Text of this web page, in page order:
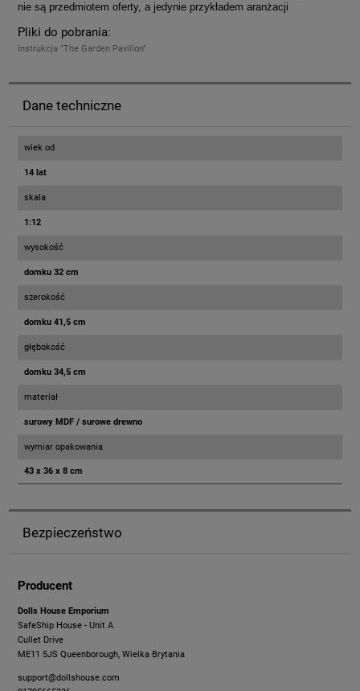
nie są przedmiotem oferty, a jedynie przykładem aranżacji
Pliki do pobrania:
instrukcja "The Garden Pavilion"
Dane techniczne
wiek od
14 lat
skala
1:12
wysokość
domku 32 cm
szerokość
domku 41,5 cm
głębokość
domku 34,5 cm
materiał
surowy MDF / surowe drewno
wymiar opakowania
43 x 36 x 8 cm
Bezpieczeństwo
Producent
Dolls House Emporium
SafeShip House - Unit A
Cullet Drive
ME11 5JS Queenborough, Wielka Brytania
support@dollshouse.com